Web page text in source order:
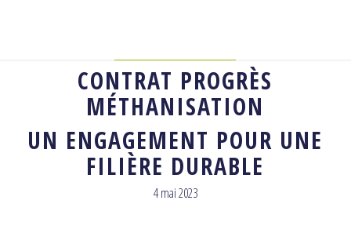
CONTRAT PROGRÈS
MÉTHANISATION
UN ENGAGEMENT POUR UNE
FILIÈRE DURABLE
4 mai 2023